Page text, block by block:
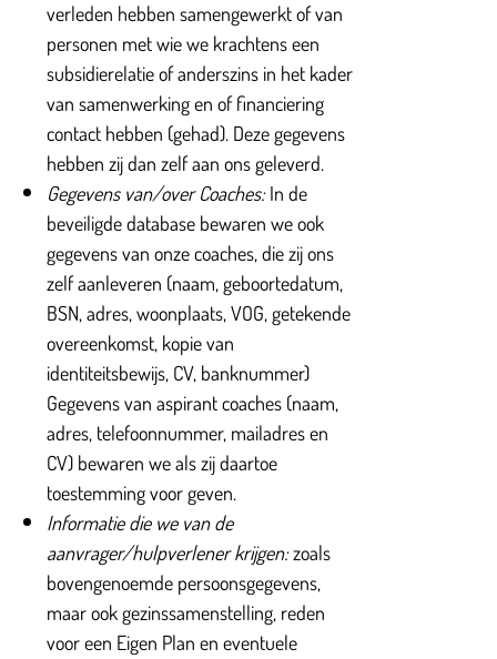
verleden hebben samengewerkt of van
personen met wie we krachtens een
subsidierelatie of anderszins in het kader
van samenwerking en of financiering
contact hebben (gehad). Deze gegevens
hebben zij dan zelf aan ons geleverd.
Gegevens van/over Coaches:In de
beveiligde database bewaren we ook
gegevens van onze coaches, die zij ons
zelf aanleveren (naam, geboortedatum,
BSN, adres, woonplaats, VOG, getekende
overeenkomst, kopie van
identiteitsbewijs, CV, banknummer)
Gegevens van aspirant coaches (naam,
adres, telefoonnummer, mailadres en
CV) bewaren we als zij daartoe
toestemming voor geven.
Informatie die we van de
aanvrager/hulpverlener krijgen:zoals
bovengenoemde persoonsgegevens,
maar ook gezinssamenstelling, reden
voor een Eigen Plan en eventuele